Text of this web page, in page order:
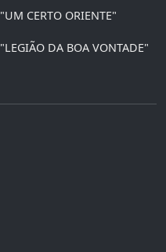
"UM CERTO ORIENTE"
"LEGIÃO DA BOA VONTADE"